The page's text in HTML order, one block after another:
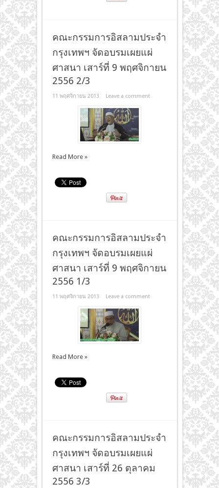
คณะกรรมการอิสลามประจำ
กรุงเทพฯ จัดอบรมเผยแผ่
ศาสนา เสาร์ที่ 9 พฤศจิกายน
2556 2/3
11 พฤศจิกายน 2013 Leave a comment
Read More »
คณะกรรมการอิสลามประจำ
กรุงเทพฯ จัดอบรมเผยแผ่
ศาสนา เสาร์ที่ 9 พฤศจิกายน
2556 1/3
11 พฤศจิกายน 2013 Leave a comment
Read More »
คณะกรรมการอิสลามประจำ
กรุงเทพฯ จัดอบรมเผยแผ่
ศาสนา เสาร์ที่ 26 ตุลาคม
2556 3/3